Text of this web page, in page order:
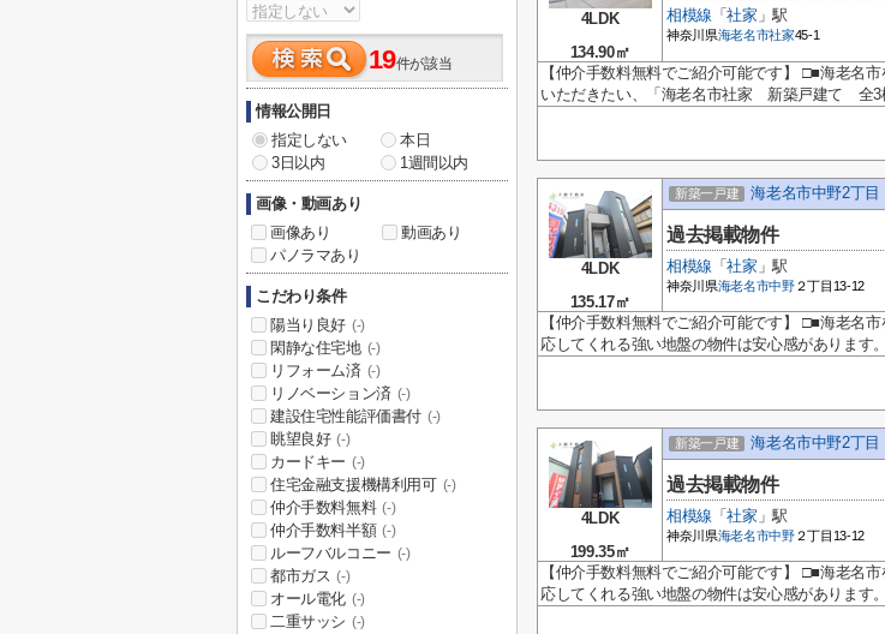
4LDK
134.90㎡
相模線 「社家 」駅
神奈川県海老名市社家45-1
【仲介手数料無料でご紹介可能です】 □■海老名
いただきたい、「海老名市社家 新築戸建て 全3
4LDK
135.17㎡
新築一戸建 海老名市中野2丁
過去掲載物件
相模線 「社家 」駅
神奈川県海老名市中野２丁目13-12
【仲介手数料無料でご紹介可能です】 □■海老
応してくれる強い地盤の物件は安心感があります
4LDK
199.35㎡
新築一戸建 海老名市中野2丁
過去掲載物件
相模線 「社家 」駅
神奈川県海老名市中野２丁目13-12
【仲介手数料無料でご紹介可能です】 □■海老
応してくれる強い地盤の物件は安心感があります
19件が該当
情報公開日
指定しない
本日
3日以内
1週間以内
画像・動画あり
画像あり
動画あり
パノラマあり
こだわり条件
陽当り良好 (-)
閑静な住宅地 (-)
リフォーム済 (-)
リノベーション済 (-)
建設住宅性能評価書付 (-)
眺望良好 (-)
カードキー (-)
住宅金融支援機構利用可 (-)
仲介手数料無料 (-)
仲介手数料半額 (-)
ルーフバルコニー (-)
都市ガス (-)
オール電化 (-)
二重サッシ (-)